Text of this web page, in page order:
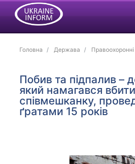
Головна Держава
Побив та підпалив –
який намагався вбити
співмешканку,
ґратами 15 років